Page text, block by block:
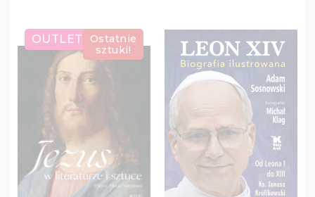
OUTLET
Ostatnie
sztuki!